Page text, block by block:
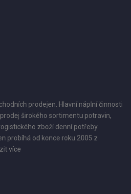
prodejen. Hlavní náplní činnosti
širokého sortimentu potravin,
zboží denní potřeby.
probíhá od konce roku 2005 z
více